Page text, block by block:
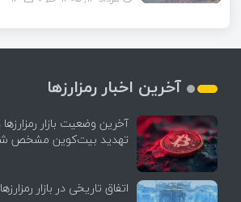
آخرین اخبار رمزارزها
آخرین وضعیت بازار
تهدید بیت‌کوین مشخص
اتفاق تاریخی در بازار